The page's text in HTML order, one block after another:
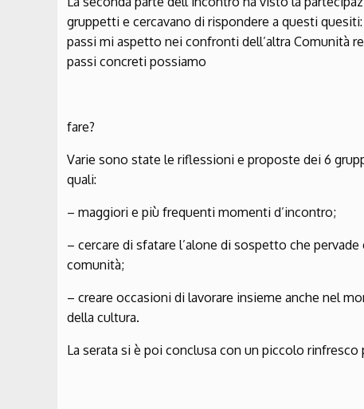
gruppetti e cercavano di rispondere a questi
passi mi aspetto nei confronti dell’altra Comunità
passi concreti possiamo
fare?
Varie sono state le riflessioni e proposte dei 6
quali:
– maggiori e più frequenti momenti d’incontro;
– cercare di sfatare l’alone di sospetto che pervade
comunità;
– creare occasioni di lavorare insieme anche nel
della cultura.
La serata si è poi conclusa con un piccolo